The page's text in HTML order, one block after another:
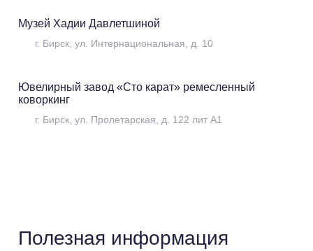
Музей Хадии Давлетшиной
г. Бирск, ул. Интернациональная, д. 10
Ювелирный завод «Сто карат» ремесленный
коворкинг
г. Бирск, ул. Пролетарская, д. 122 лит А1
Полезная информация